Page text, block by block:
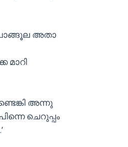
അതാ
മാറി
അന്നു
ചെറുപ്പം